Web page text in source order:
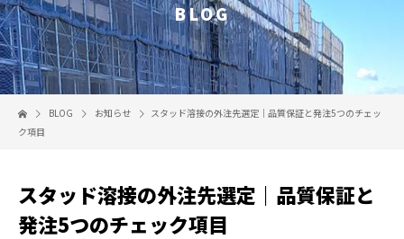
BLOG
BLOG お知らせ
スタッド溶接の外注先選定｜品質保証と発注5つのチェッ
ク項目
スタッド溶接の外注先選定｜品質保証と
発注5つのチェック項目